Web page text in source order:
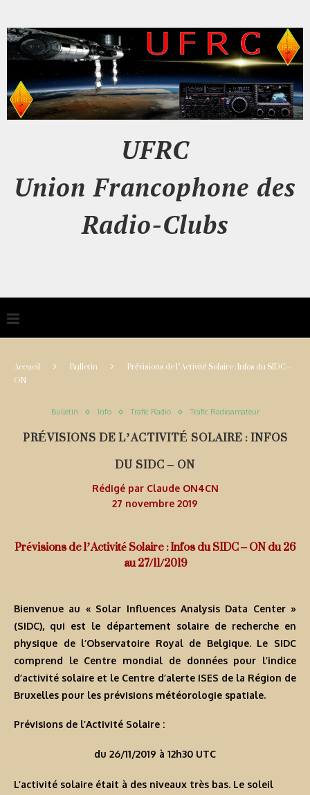
UFRC
Union Francophone des
Radio-Clubs
Accueil Bulletin Prévisions de l’Activité Solaire : Infos du SIDC –
ON
Bulletin Info Trafic Radio Trafic Radioamateur
PRÉVISIONS DE L’ACTIVITÉ SOLAIRE : INFOS
DU SIDC – ON
Rédigé par Claude ON4CN
27 novembre 2019
Prévisions de l’Activité Solaire : Infos du SIDC – ON du 26
au 27/11/2019
Bienvenue au « Solar Influences Analysis Data Center »
(SIDC), qui est le département solaire de recherche en
physique de l’Observatoire Royal de Belgique. Le SIDC
comprend le Centre mondial de données pour l’indice
d’activité solaire et le Centre d’alerte ISES de la Région de
Bruxelles pour les prévisions météorologie spatiale.
Prévisions de l’Activité Solaire :
du 26/11/2019 à 12h30 UTC
L’activité solaire était à des niveaux très bas. Le soleil